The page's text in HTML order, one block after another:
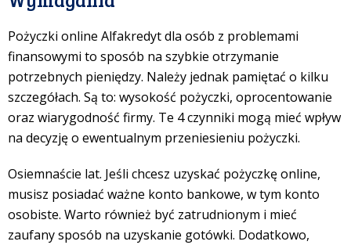
Pożyczki online Alfakredyt dla osób z problemami
finansowymi to sposób na szybkie otrzymanie
potrzebnych pieniędzy. Należy jednak pamiętać o kilku
szczegółach. Są to: wysokość pożyczki, oprocentowanie
oraz wiarygodność firmy. Te 4 czynniki mogą mieć wpływ
na decyzję o ewentualnym przeniesieniu pożyczki.
Osiemnaście lat. Jeśli chcesz uzyskać pożyczkę online,
musisz posiadać ważne konto bankowe, w tym konto
osobiste. Warto również być zatrudnionym i mieć
zaufany sposób na uzyskanie gotówki. Dodatkowo,